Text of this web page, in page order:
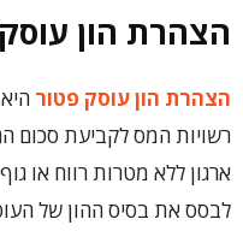
הצהרת הון
הצהרת הון עוסק פטור
רשויות המס לקביעת סכום
ארגון ללא מטרות רווח או
לבסס את בסיס ההון של